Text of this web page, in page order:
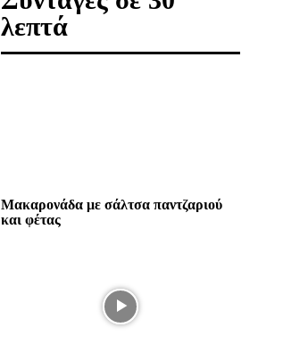
λεπτά
Μακαρονάδα με σάλτσα παντζαριού
και φέτας